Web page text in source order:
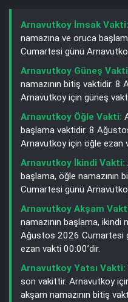
Arnavutkoy İmsak Vakti:
namazına ve oruca
Cumartesi günü
Arnavutkoy Güneş
namazının bitiş vaktidir.
Arnavutkoy için güneş
Arnavutkoy Öğle Vakti:
başlama vaktidir. 8
Arnavutkoy için öğle ezan
Arnavutkoy İkindi Vakti:
başlama, öğle
Cumartesi günü
Arnavutkoy Akşam
namazının başlama, ikindi
Ağustos 2026 Cumartesi
ezan vakti 00:00’dir.
Arnavutkoy Yatsı Vakti:
son vakittir. Arnavutkoy
akşam namazının bitiş